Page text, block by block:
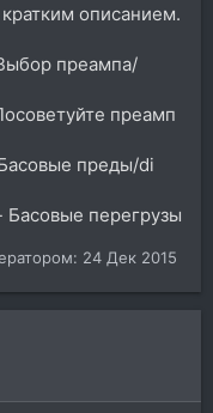
описанием.
преампа/
преамп
преды/di
Басовые перегрузы
24 Дек 2015